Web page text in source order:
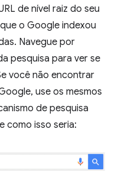
de nível raiz do seu
o Google indexou
Navegue por
pesquisa para ver se
você não encontrar
use os mesmos
de pesquisa
como isso seria: